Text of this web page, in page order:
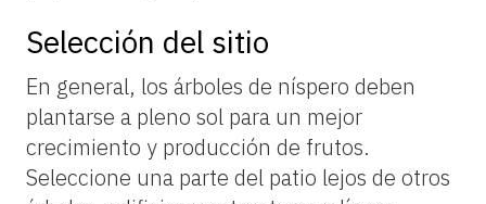
Selección del sitio
En general, los árboles de níspero deben
plantarse a pleno sol para un mejor
crecimiento y producción de frutos.
Seleccione una parte del patio lejos de otros